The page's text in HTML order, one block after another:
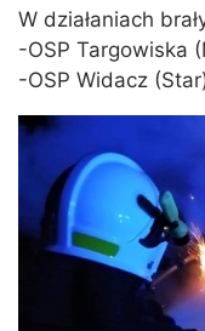
W działaniach
-OSP Targowiska
-OSP Widacz